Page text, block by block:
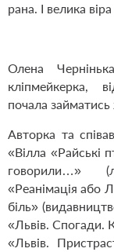
рана. І велика
Олена
кліпмейкерка,
почала
Авторка та
«Вілла «Райські
говорили…»
«Реанімація або
біль»
«Львів. Спогади.
«Львів.